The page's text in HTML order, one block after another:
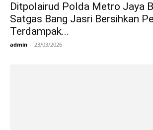
Ditpolairud Polda Metro Jaya
Satgas Bang Jasri Bersihkan
Terdampak...
admin - 23/03/2026